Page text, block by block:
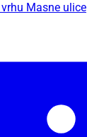
Masne ulice